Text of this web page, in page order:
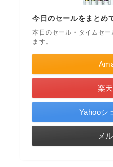
今日のセールをまとめ
本日のセール・タイムセ
ます。
楽
Yahooシ
メ